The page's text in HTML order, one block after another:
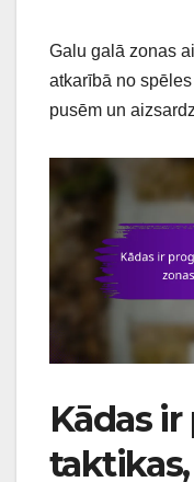
Galu galā zonas
atkarībā no
pusēm un
Kādas